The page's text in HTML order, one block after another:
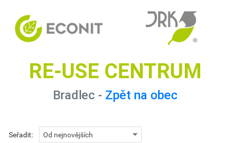
RE-USE CENTRUM
Bradlec - Zpět na obec
Seřadit: